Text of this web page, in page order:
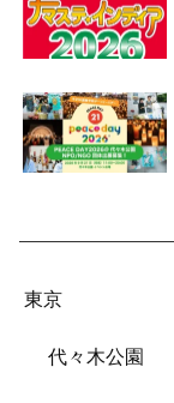
東京
代々木公園